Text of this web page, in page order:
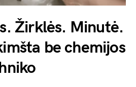
Žirklės. Minutė.
be chemijos